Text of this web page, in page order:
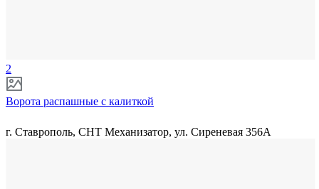
2
Ворота распашные с калиткой
г. Ставрополь, СНТ Механизатор, ул. Сиреневая 356А